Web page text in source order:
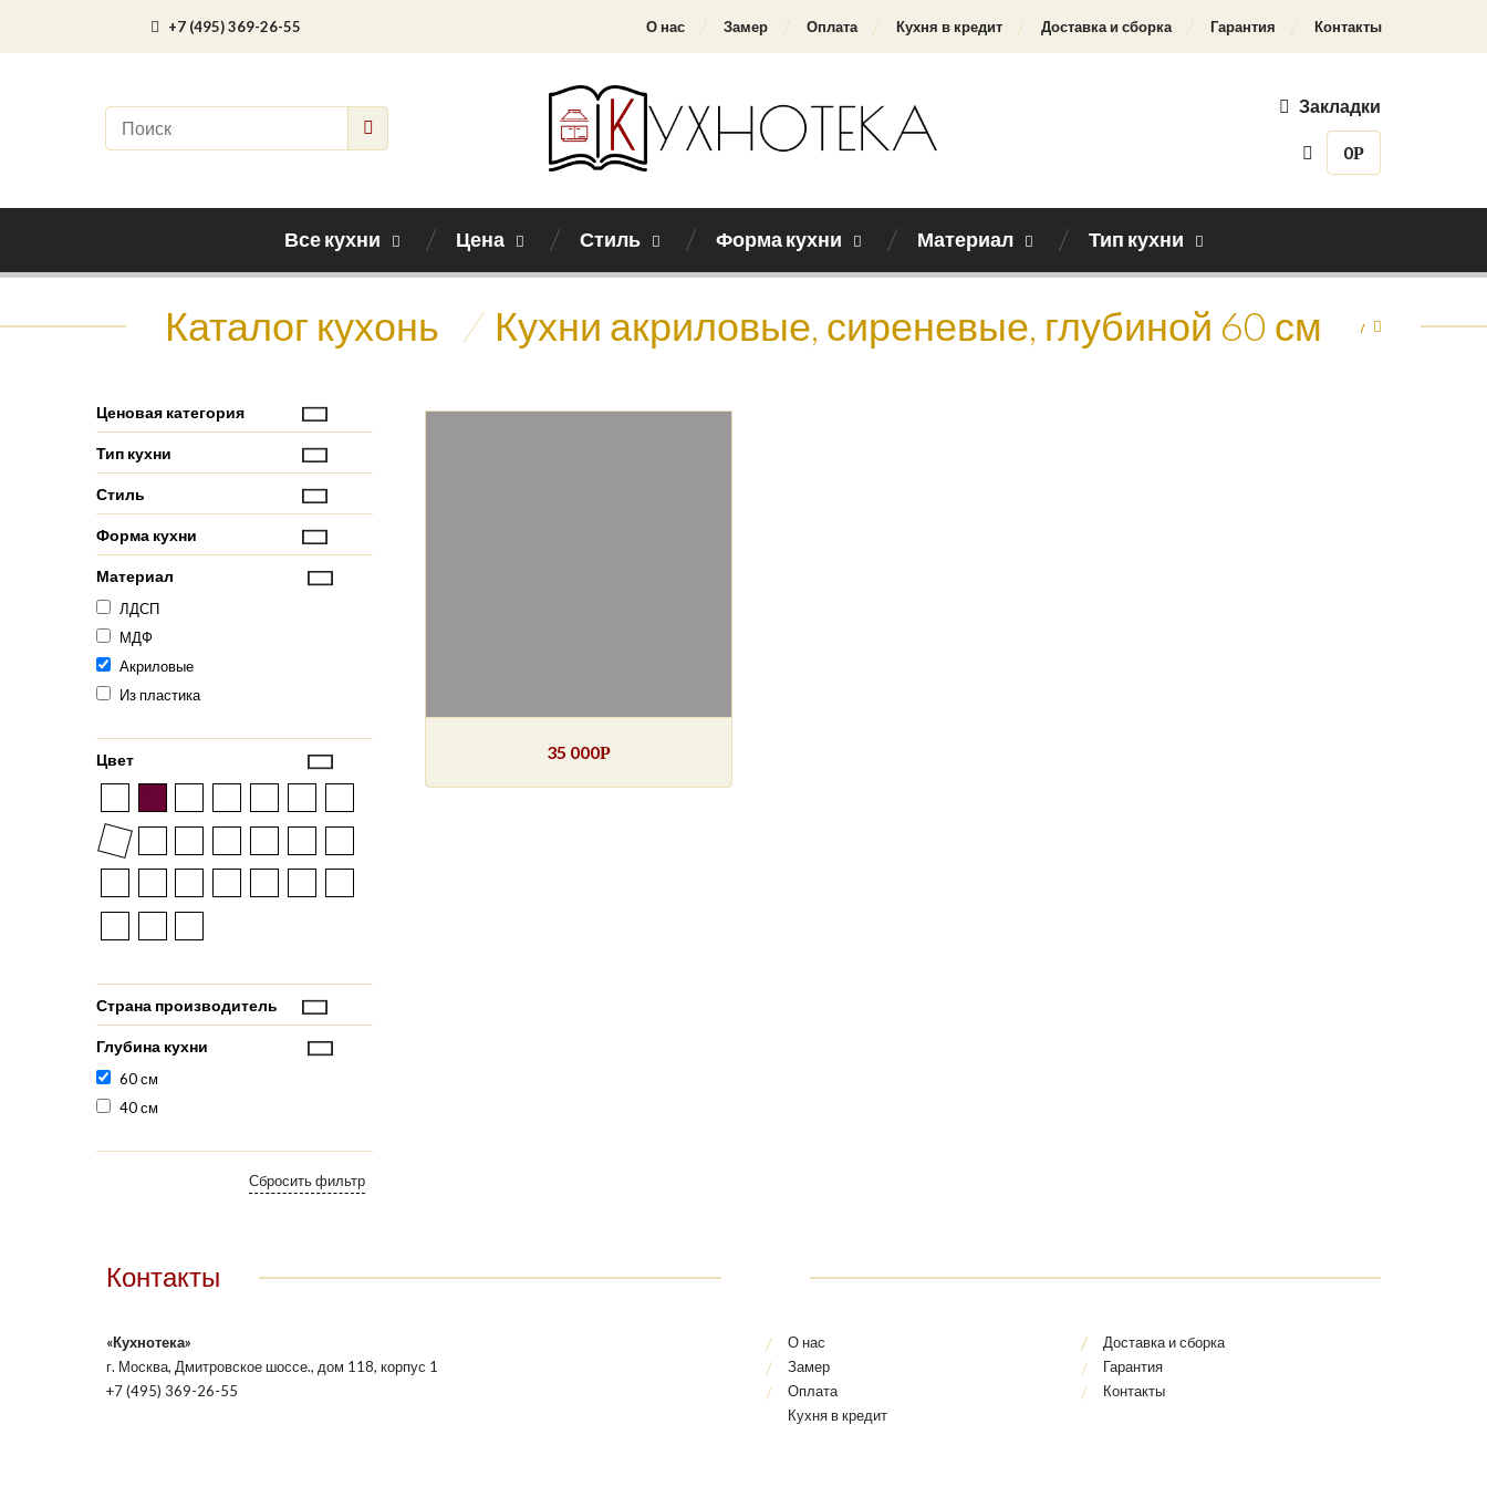
+7 (495) 369-26-55 О нас Замер Оплата Кухня в кредит Доставка и сборка Гарантия Контакты
Закладки
0Р
Все кухни Цена Стиль Форма кухни Материал Тип кухни
Каталог кухонь / Кухни акриловые, сиреневые, глубиной 60 см
Назад к каталогу
35 000Р
Ценовая категория
Тип кухни
Стиль
Форма кухни
Материал
ЛДСП
МДФ
Акриловые
Из пластика
Цвет
Страна производитель
Глубина кухни
60 см
40 см
Контакты
«Кухнотека»
г. Москва, Дмитровское шоссе., дом 118, корпус 1
+7 (495) 369-26-55
О нас
Замер
Оплата
Кухня в кредит
Доставка и сборка
Гарантия
Контакты